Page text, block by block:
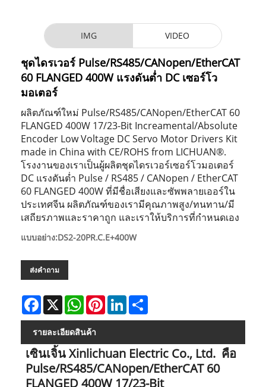
IMG VIDEO
ชุดไดรเวอร์ Pulse/RS485/CANopen/EtherCAT
60 FLANGED 400W แรงดันต่ำ DC เซอร์โว
มอเตอร์
ผลิตภัณฑ์ใหม่ Pulse/RS485/CANopen/EtherCAT 60
FLANGED 400W 17/23-Bit Increamental/Absolute
Encoder Low Voltage DC Servo Motor Drivers Kit
made in China with CE/ROHS from LICHUAN®.
โรงงานของเราเป็นผู้ผลิตชุดไดรเวอร์เซอร์โวมอเตอร์
DC แรงดันต่ำ Pulse / RS485 / CANopen / EtherCAT
60 FLANGED 400W ที่มีชื่อเสียงและซัพพลายเออร์ใน
ประเทศจีน ผลิตภัณฑ์ของเรามีคุณภาพสูง/ทนทาน/มี
เสถียรภาพและราคาถูก และเราให้บริการที่กำหนดเอง
แบบอย่าง:DS2-20PR.C.E+400W
ส่งคำถาม
Facebook
X WhatsAppPinterestLinkedIn
รายละเอียดสินค้า
เซินเจิ้น Xinlichuan Electric Co., Ltd. คือ
Pulse/RS485/CANopen/EtherCAT 60
FLANGED 400W 17/23-Bit